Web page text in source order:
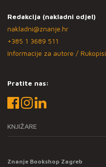
Redakcija (nakladni odjel)
nakladni@znanje.hr
+385 1 3689 511
Informacije za autore / Rukopisi
Pratite nas:
KNJIŽARE
Znanje Bookshop Zagreb